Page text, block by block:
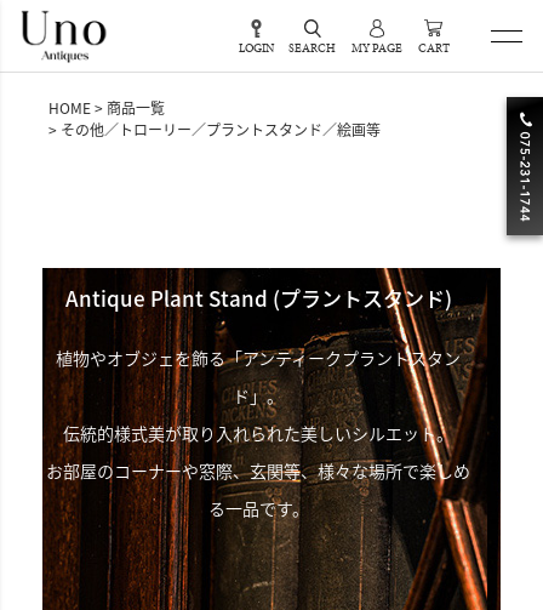
LOGIN SEARCH MY PAGE CART
HOME
商品一覧
その他／トローリー／プラントスタンド／絵画等
ントスタンド)
ークプラントスタン
美しいシルエット。
、様々な場所で楽しめ
Antique Trolley(トローリ
ティータイムを華やかに演出する「アン
トローリー」。
ダイニングではサーバーテーブル
紅茶をたしなむ英国らしさがあふれる